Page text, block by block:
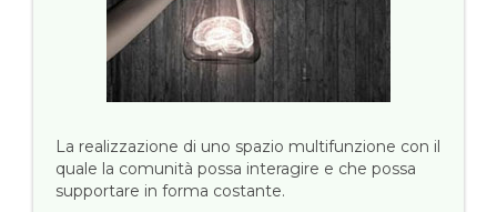
La realizzazione di uno spazio multifunzione con il
quale la comunità possa interagire e che possa
supportare in forma costante.